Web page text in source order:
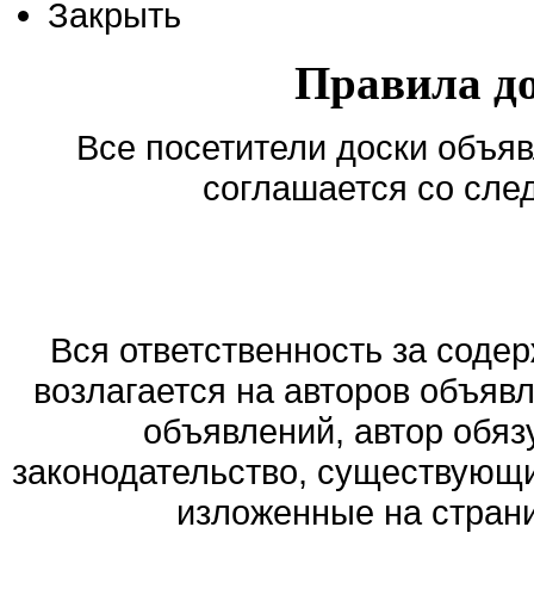
Закрыть
Правила
Все посетители доски
соглашается со
Вся ответственность за
возлагается на авторов
объявлений, автор
законодательство,
изложенные на